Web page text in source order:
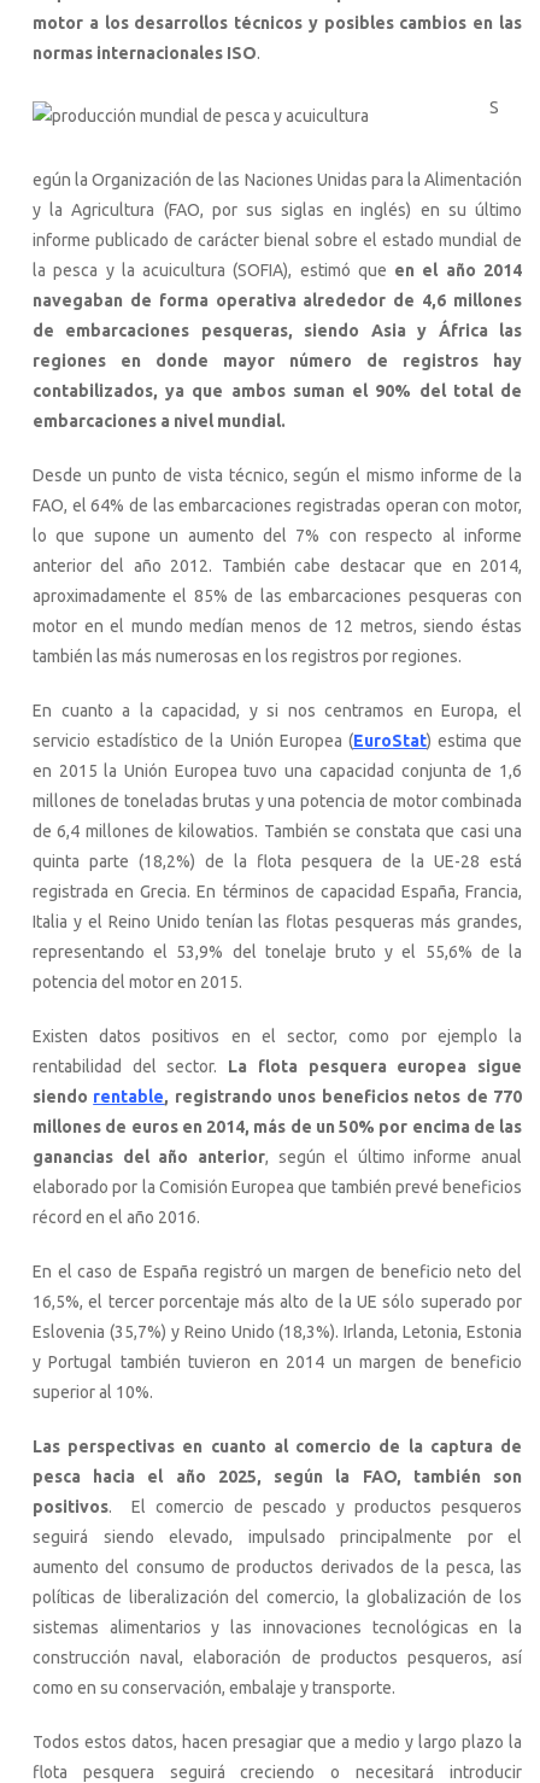
motor a los desarrollos técnicos y posibles cambios en las
normas internacionales ISO.
S
egún la Organización de las Naciones Unidas para la Alimentación
y la Agricultura (FAO, por sus siglas en inglés) en su último
informe publicado de carácter bienal sobre el estado mundial de
la pesca y la acuicultura (SOFIA), estimó que en el año 2014
navegaban de forma operativa alrededor de 4,6 millones
de embarcaciones pesqueras, siendo Asia y África las
regiones en donde mayor número de registros hay
contabilizados, ya que ambos suman el 90% del total de
embarcaciones a nivel mundial.
Desde un punto de vista técnico, según el mismo informe de la
FAO, el 64% de las embarcaciones registradas operan con motor,
lo que supone un aumento del 7% con respecto al informe
anterior del año 2012. También cabe destacar que en 2014,
aproximadamente el 85% de las embarcaciones pesqueras con
motor en el mundo medían menos de 12 metros, siendo éstas
también las más numerosas en los registros por regiones.
En cuanto a la capacidad, y si nos centramos en Europa, el
servicio estadístico de la Unión Europea (EuroStat) estima que
en 2015 la Unión Europea tuvo una capacidad conjunta de 1,6
millones de toneladas brutas y una potencia de motor combinada
de 6,4 millones de kilowatios. También se constata que casi una
quinta parte (18,2%) de la flota pesquera de la UE-28 está
registrada en Grecia. En términos de capacidad España, Francia,
Italia y el Reino Unido tenían las flotas pesqueras más grandes,
representando el 53,9% del tonelaje bruto y el 55,6% de la
potencia del motor en 2015.
Existen datos positivos en el sector, como por ejemplo la
rentabilidad del sector. La flota pesquera europea sigue
siendo rentable, registrando unos beneficios netos de 770
millones de euros en 2014, más de un 50% por encima de las
ganancias del año anterior, según el último informe anual
elaborado por la Comisión Europea que también prevé beneficios
récord en el año 2016.
En el caso de España registró un margen de beneficio neto del
16,5%, el tercer porcentaje más alto de la UE sólo superado por
Eslovenia (35,7%) y Reino Unido (18,3%). Irlanda, Letonia, Estonia
y Portugal también tuvieron en 2014 un margen de beneficio
superior al 10%.
Las perspectivas en cuanto al comercio de la captura de
pesca hacia el año 2025, según la FAO, también son
positivos. El comercio de pescado y productos pesqueros
seguirá siendo elevado, impulsado principalmente por el
aumento del consumo de productos derivados de la pesca, las
políticas de liberalización del comercio, la globalización de los
sistemas alimentarios y las innovaciones tecnológicas en la
construcción naval, elaboración de productos pesqueros, así
como en su conservación, embalaje y transporte.
Todos estos datos, hacen presagiar que a medio y largo plazo la
flota pesquera seguirá creciendo o necesitará introducir